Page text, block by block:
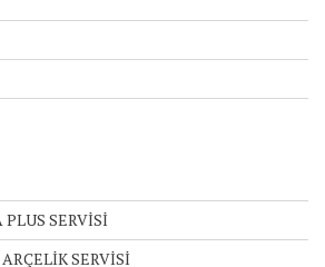
SERVİSİ
SERVİSİ